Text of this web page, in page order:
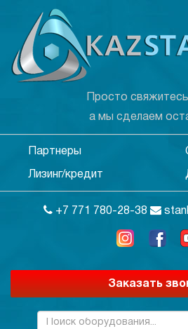
Просто
а мы сделаем
Партнеры
Лизинг/кредит
+7 771 780-28-38
Заказать